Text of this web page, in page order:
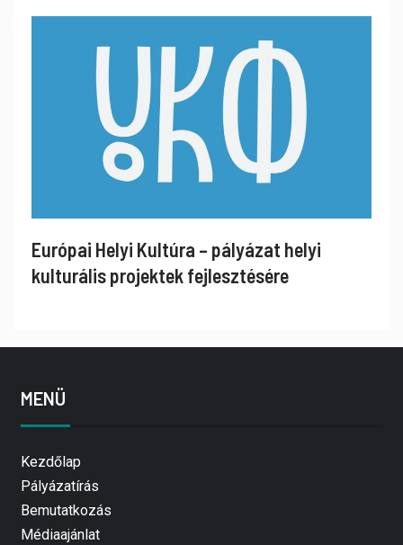
Európai Helyi Kultúra – pályázat helyi
kulturális projektek fejlesztésére
MENÜ
Kezdőlap
Pályázatírás
Bemutatkozás
Médiaajánlat